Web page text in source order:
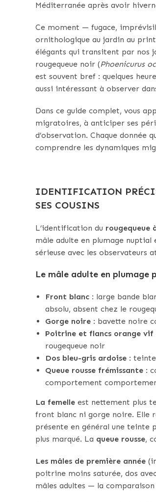
Méditerranée après avoir
Ce moment — fugace,
ornithologique au jardin au
élégants qui transitent par nos
rougequeue noir (Phoenicurus
est souvent bref : quelques
aussi intéressant à observer
Dans ce guide complet, vous
migratoires, à anticiper ses
d’observation. Chaque donnée
comprendre les dynamiques
IDENTIFICATION
SES COUSINS
L’identification du rougequeue
mâle adulte en plumage nuptial
sérieuse avec les observateurs
Le mâle adulte en plumage
Front blanc : large bande
absolu, absent chez le
Gorge noire : bavette noire
Poitrine et flancs orange vif
rougequeue noir
Dos bleu-gris ardoise :
Queue rousse frémissante :
comportement
La femelle est nettement plus
front blanc ni gorge noire. Elle
présente en général une teinte
plus marqué. La queue rousse,
Les mâles de première année
poitrine moins saturée, dos
mâles adultes — la